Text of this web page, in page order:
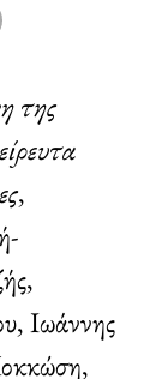
της
,
Ιωάννης